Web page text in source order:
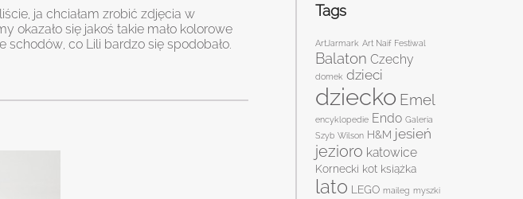
Tags
ArtJarmark Art Naif Festiwal
Balaton Czechy
domek dzieci
dziecko Emel
encyklopedie Endo Galeria
Szyb Wilson H&M jesień
jezioro katowice
Kornecki kot książka
lato LEGO maileg myszki
ja chciałam zrobić zdjęcia w
okazało się jakoś takie mało kolorowe
schodów, co Lili bardzo się spodobało.